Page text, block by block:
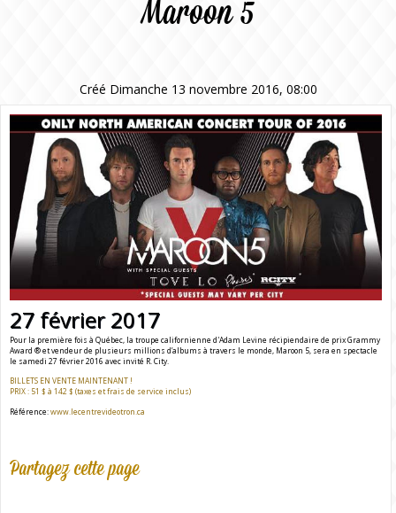
Maroon 5
Créé Dimanche 13 novembre 2016, 08:00
27 février 2017
Pour la première fois à Québec, la troupe californienne d'Adam Levine récipiendaire de prix Grammy
Award ® et vendeur de plusieurs millions d’albums à travers le monde, Maroon 5, sera en spectacle
le samedi 27 février 2016 avec invité R. City.
BILLETS EN VENTE MAINTENANT !
PRIX : 51 $ à 142 $ (taxes et frais de service inclus)
Référence:www.lecentrevideotron.ca
Partagez cette page